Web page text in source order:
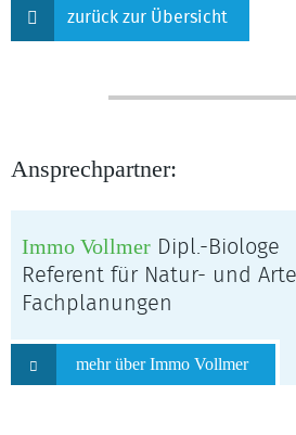
zurück zur Übersicht
Ansprechpartner:
Immo Vollmer Dipl.-Biologe
Referent für Natur- und
Fachplanungen
mehr über Immo Vollmer